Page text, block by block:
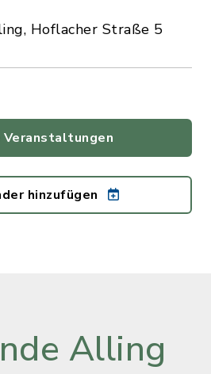
Hoflacher Straße 5
hinzufügen
Alling